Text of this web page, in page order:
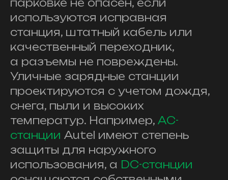
парковке не опасен, если
используются исправная
станция, штатный кабель или
качественный переходник,
а разъемы не повреждены.
Уличные зарядные станции
проектируются с учетом дождя,
снега, пыли и высоких
температур. Например, AC-
станции Autel имеют степень
защиты для наружного
использования, а DC-станции